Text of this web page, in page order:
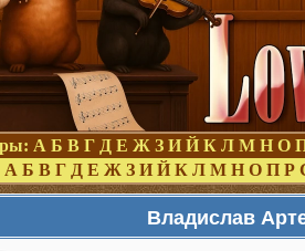
А Б В Г Д Е Ж З И Й К Л М Н О
А Б В Г Д Е Ж З И Й К Л М Н О П Р
Владислав